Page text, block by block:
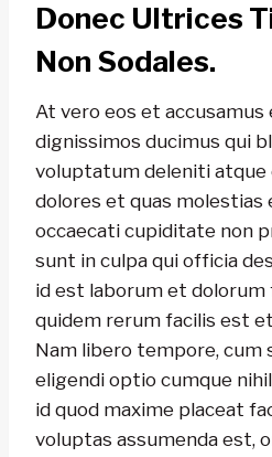
Donec Ultrices
Non Sodales.
At vero eos et
dignissimos ducimus qui
voluptatum deleniti atque
dolores et quas molestias
occaecati cupiditate non
sunt in culpa qui officia
id est laborum et dolorum
quidem rerum facilis est
Nam libero tempore, cum
eligendi optio cumque
id quod maxime placeat
voluptas assumenda est,